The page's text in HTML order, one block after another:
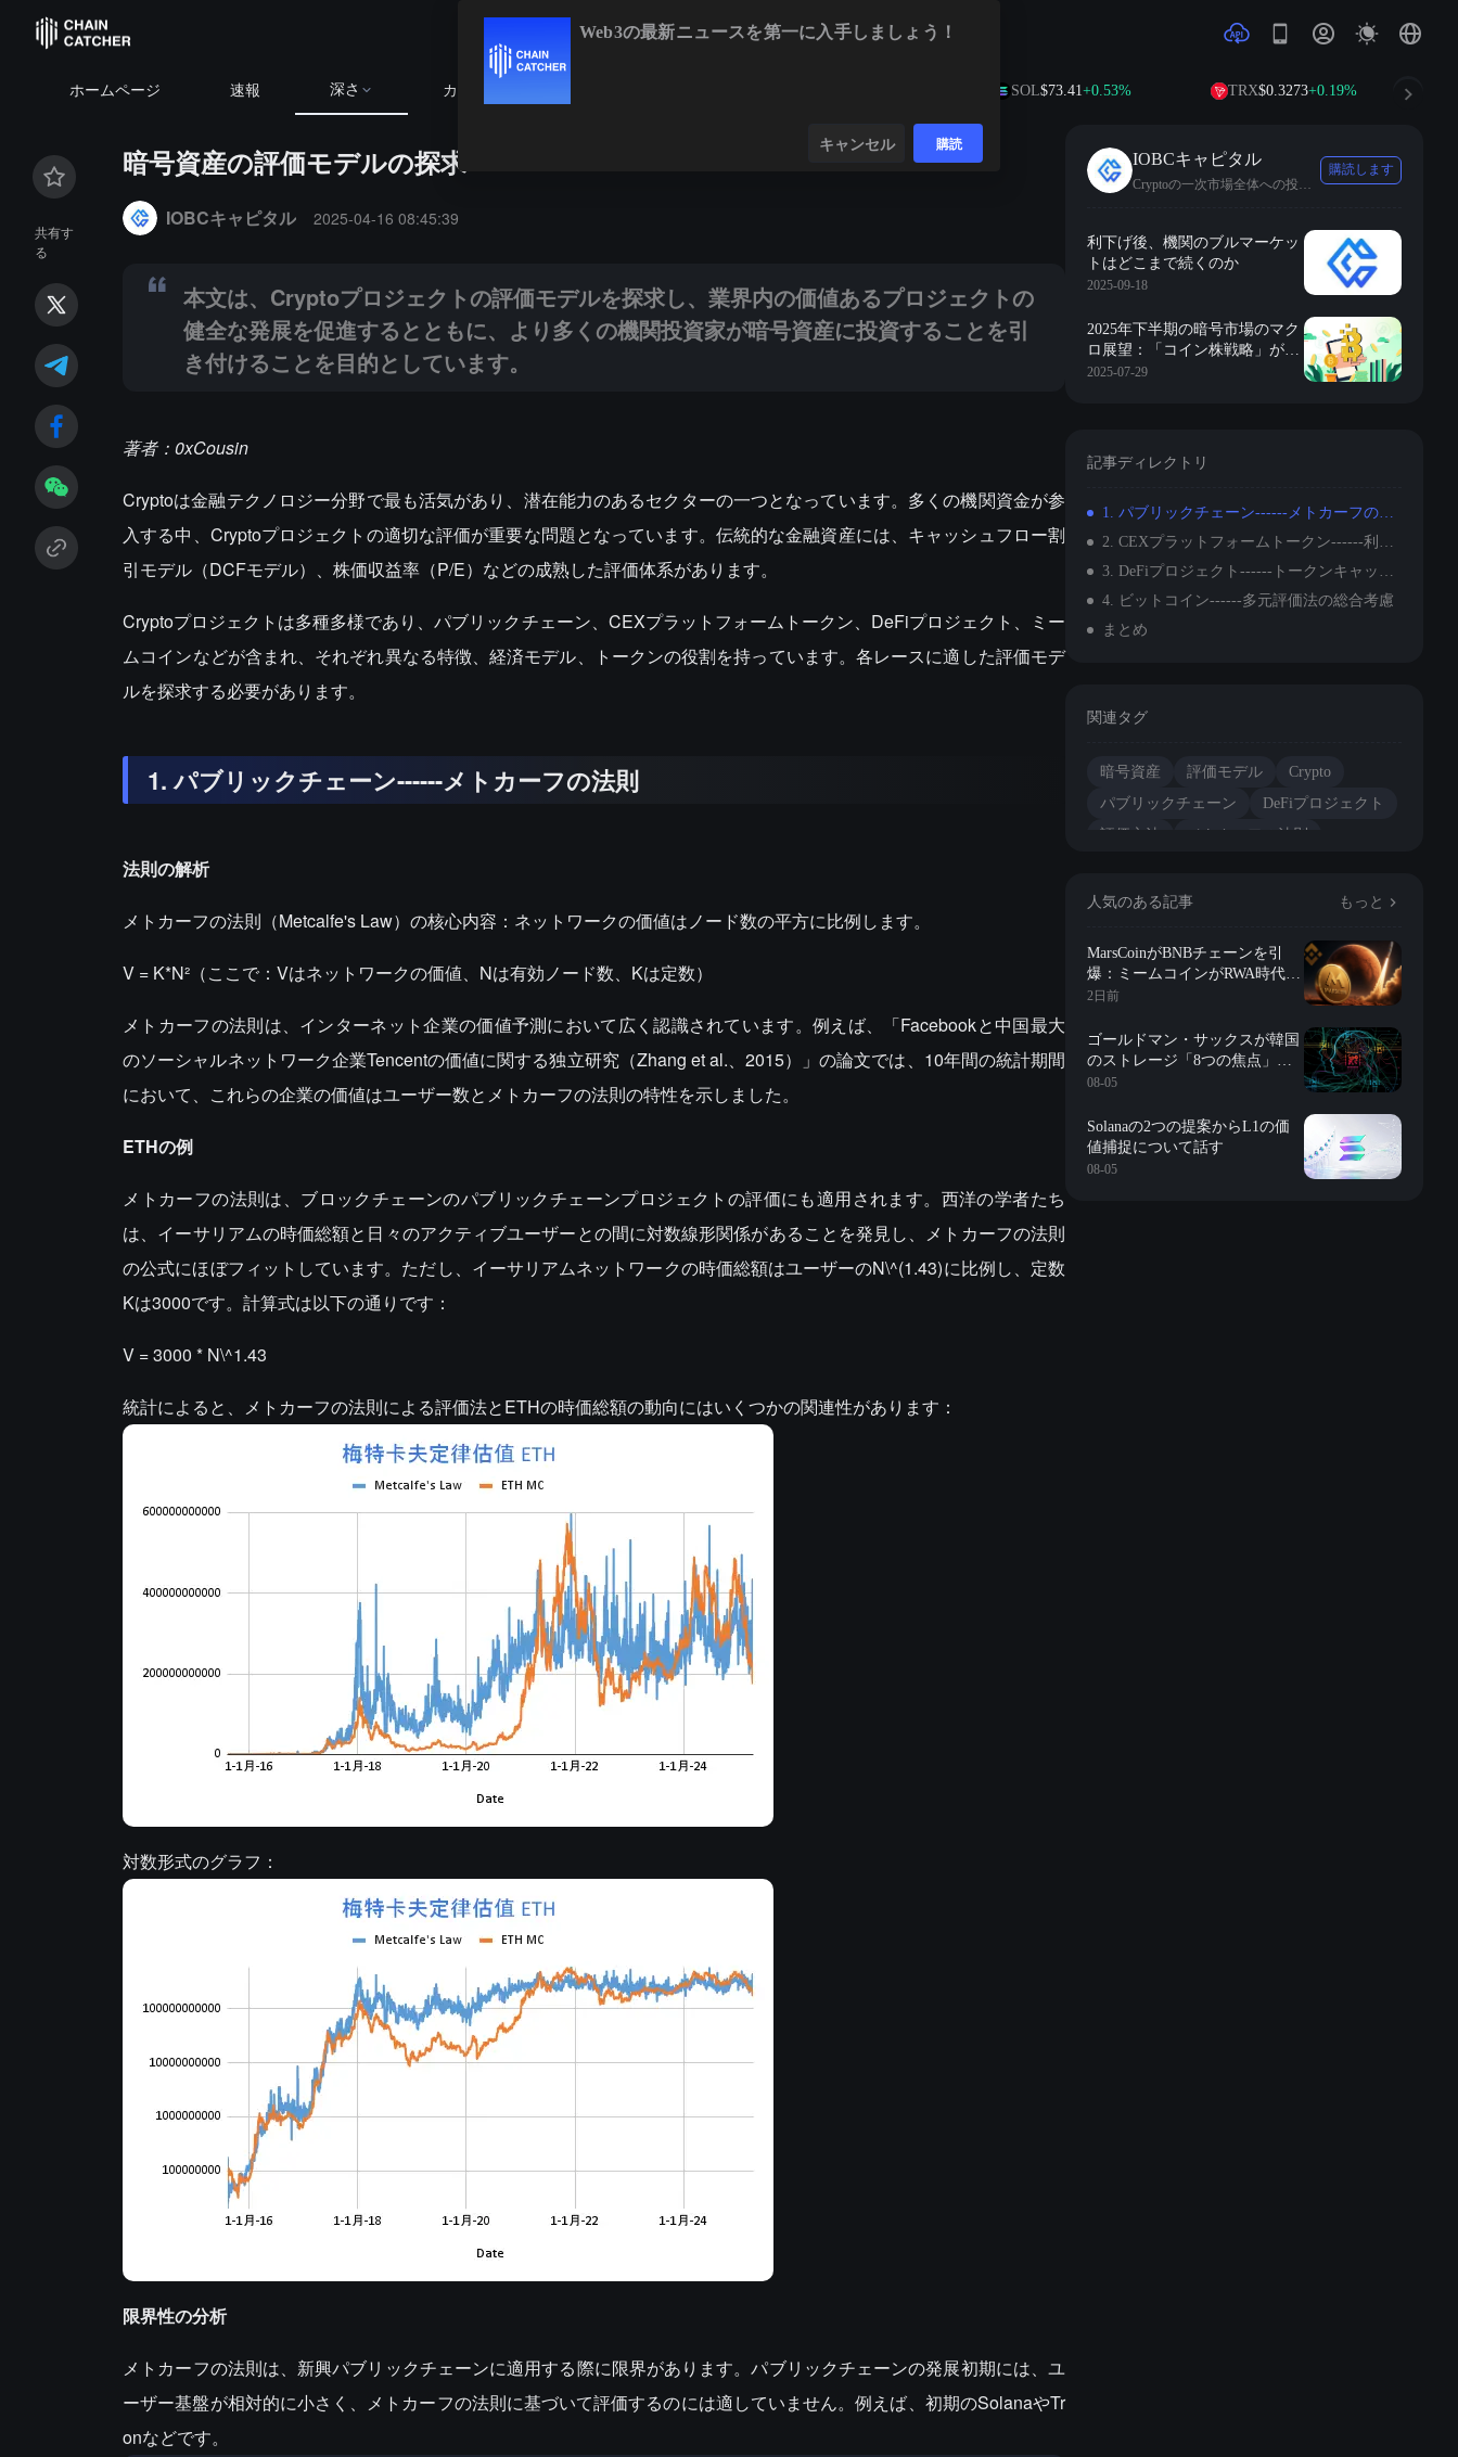
ホームページ 速報 深さ カレンダー
BTC$64,798.52 +0.53% ETH $1,912.66 +0.22% SOL $73.41+0.53% TRX$0.3273 +0.19%
共有す
る
暗号資産の評価モデルの探求
本文は、Cryptoプロジェクトの評価モデルを探求し、業界内の価値あるプロジェクトの健全な発展を促進するとともに、より多くの機関投資家が暗号資産に投資することを引き付ける
IOBCキャピタル 2025-04-16 08:45:39
本文は、Cryptoプロジェクトの評価モデルを探求し、業界内の価値あるプロジェクトの
健全な発展を促進するとともに、より多くの機関投資家が暗号資産に投資することを引
き付けることを目的としています。
著者：0xCousin
Cryptoは金融テクノロジー分野で最も活気があり、潜在能力のあるセクターの一つとなっています。多くの機関資金が参
入する中、Cryptoプロジェクトの適切な評価が重要な問題となっています。伝統的な金融資産には、キャッシュフロー割
引モデル（DCFモデル）、株価収益率（P/E）などの成熟した評価体系があります。
Cryptoプロジェクトは多種多様であり、パブリックチェーン、CEXプラットフォームトークン、DeFiプロジェクト、ミー
ムコインなどが含まれ、それぞれ異なる特徴、経済モデル、トークンの役割を持っています。各レースに適した評価モデ
ルを探求する必要があります。
1. パブリックチェーン------メトカーフの法則
法則の解析
メトカーフの法則（Metcalfe's Law）の核心内容：ネットワークの価値はノード数の平方に比例します。
V = K*N²（ここで：Vはネットワークの価値、Nは有効ノード数、Kは定数）
メトカーフの法則は、インターネット企業の価値予測において広く認識されています。例えば、「Facebookと中国最大
のソーシャルネットワーク企業Tencentの価値に関する独立研究（Zhang et al.、2015）」の論文では、10年間の統計期間
において、これらの企業の価値はユーザー数とメトカーフの法則の特性を示しました。
ETHの例
メトカーフの法則は、ブロックチェーンのパブリックチェーンプロジェクトの評価にも適用されます。西洋の学者たち
は、イーサリアムの時価総額と日々のアクティブユーザーとの間に対数線形関係があることを発見し、メトカーフの法則
の公式にほぼフィットしています。ただし、イーサリアムネットワークの時価総額はユーザーのN\^(1.43)に比例し、定数
Kは3000です。計算式は以下の通りです：
V = 3000 * N\^1.43
統計によると、メトカーフの法則による評価法とETHの時価総額の動向にはいくつかの関連性があります：
対数形式のグラフ：
限界性の分析
メトカーフの法則は、新興パブリックチェーンに適用する際に限界があります。パブリックチェーンの発展初期には、ユ
ーザー基盤が相対的に小さく、メトカーフの法則に基づいて評価するのには適していません。例えば、初期のSolanaやTr
onなどです。
IOBCキャピタル
Cryptoの一次市場全体への投資に焦点を当て、Web3の基盤インフラ、Layer2、DeFi、GameFi、DAO、メタバースなどを含みます。
購読します
利下げ後、機関のブルマーケッ
トはどこまで続くのか
2025-09-18
2025年下半期の暗号市場のマク
ロ展望：「コイン株戦略」が市
場の熱気を活性化、持続性は観
2025-07-29
記事ディレクトリ
1. パブリックチェーン------メトカーフの法則
2. CEXプラットフォームトークン------利益の買い戻し＆焼却モデル
3. DeFiプロジェクト------トークンキャッシュフロー割引評価法
4. ビットコイン------多元評価法の総合考慮
まとめ
関連タグ
暗号資産 評価モデル
Crypto
パブリックチェーン
DeFiプロジェクト
評価方法
メトカーフの法則
人気のある記事 もっと
MarsCoinがBNBチェーンを引
爆：ミームコインがRWA時代に
突入？
2日前
ゴールドマン・サックスが韓国
のストレージ「8つの焦点」を
詳解：評価、長期契約、在庫、
08-05
Solanaの2つの提案からL1の価
値捕捉について話す
08-05
Web3の最新ニュースを第一に入手しましょう！
キャンセル 購読